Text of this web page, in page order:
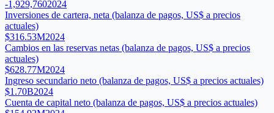
-1,929,7602024
Inversiones de cartera, neta (balanza de pagos, US$ a precios
actuales)
$316.53M2024
Cambios en las reservas netas (balanza de pagos, US$ a precios
actuales)
$628.77M2024
Ingreso secundario neto (balanza de pagos, US$ a precios actuales)
$1.70B2024
Cuenta de capital neto (balanza de pagos, US$ a precios actuales)